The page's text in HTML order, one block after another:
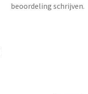
beoordeling schrijven.